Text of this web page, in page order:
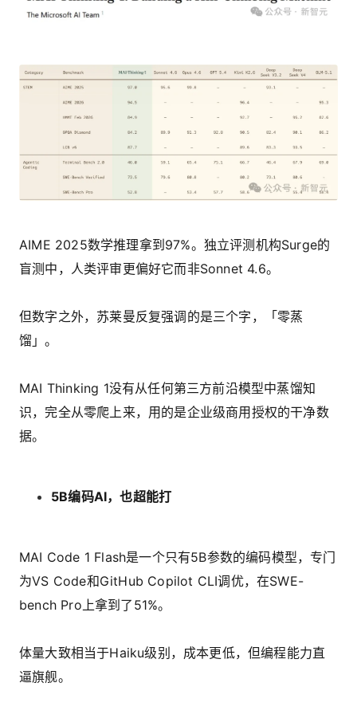
AIME 2025数学推理拿到97%。独立评测机构Surge的
盲测中，人类评审更偏好它而非Sonnet 4.6。
但数字之外，苏莱曼反复强调的是三个字，「零蒸
馏」。
MAI Thinking 1没有从任何第三方前沿模型中蒸馏知
识，完全从零爬上来，用的是企业级商用授权的干净数
据。
5B编码AI，也超能打
MAI Code 1 Flash是一个只有5B参数的编码模型，专门
为VS Code和GitHub Copilot CLI调优，在SWE-
bench Pro上拿到了51%。
体量大致相当于Haiku级别，成本更低，但编程能力直
逼旗舰。